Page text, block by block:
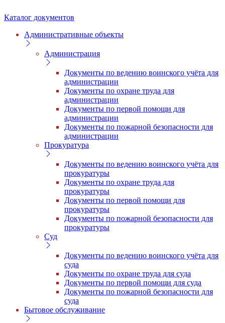
Каталог документов
Административные объекты
Администрация
Документы по ведению воинского учёта для
администрации
Документы по охране труда для
администрации
Документы по первой помощи для
администрации
Документы по пожарной безопасности для
администрации
Прокуратура
Документы по ведению воинского учёта для
прокуратуры
Документы по охране труда для
прокуратуры
Документы по первой помощи для
прокуратуры
Документы по пожарной безопасности для
прокуратуры
Суд
Документы по ведению воинского учёта для
суда
Документы по охране труда для суда
Документы по первой помощи для суда
Документы по пожарной безопасности для
суда
Бытовое обслуживание